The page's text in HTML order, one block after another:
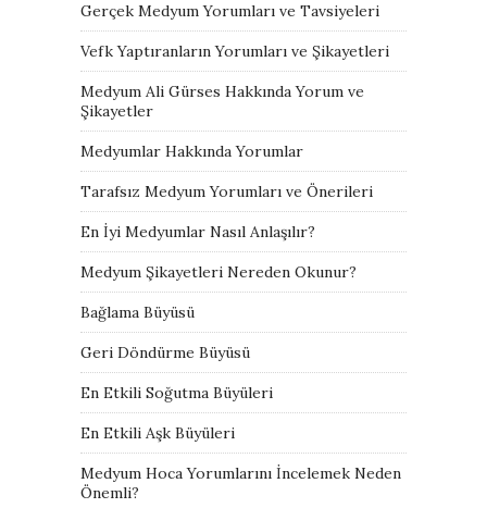
Gerçek Medyum Yorumları ve Tavsiyeleri
Vefk Yaptıranların Yorumları ve Şikayetleri
Medyum Ali Gürses Hakkında Yorum ve
Şikayetler
Medyumlar Hakkında Yorumlar
Tarafsız Medyum Yorumları ve Önerileri
En İyi Medyumlar Nasıl Anlaşılır?
Medyum Şikayetleri Nereden Okunur?
Bağlama Büyüsü
Geri Döndürme Büyüsü
En Etkili Soğutma Büyüleri
En Etkili Aşk Büyüleri
Medyum Hoca Yorumlarını İncelemek Neden
Önemli?